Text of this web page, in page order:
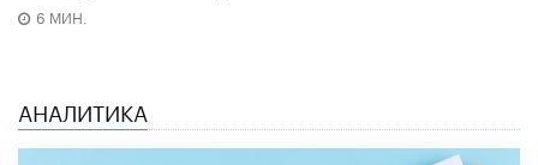
6 МИН.
АНАЛИТИКА